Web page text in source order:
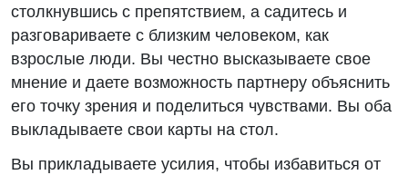
столкнувшись с препятствием, а садитесь и
разговариваете с близким человеком, как
взрослые люди. Вы честно высказываете свое
мнение и даете возможность партнеру объяснить
его точку зрения и поделиться чувствами. Вы оба
выкладываете свои карты на стол.
Вы прикладываете усилия, чтобы избавиться от